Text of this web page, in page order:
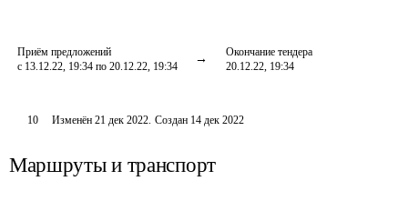
Приём предложений
с 13.12.22, 19:34 по 20.12.22, 19:34
Окончание тендера
20.12.22, 19:34
10 Изменён21 дек 2022. Создан 14 дек 2022
Маршруты и транспорт